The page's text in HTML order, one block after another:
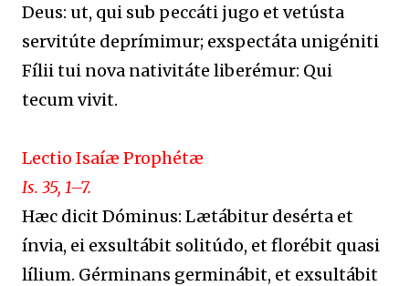
Deus: ut, qui sub peccáti jugo et vetústa
servitúte deprímimur; exspectáta unigéniti
Fílii tui nova nativitáte liberémur: Qui
tecum vivit.
Lectio Isaíæ Prophétæ
Is. 35, 1–7.
Hæc dicit Dóminus: Lætábitur desérta et
ínvia, ei exsultábit solitúdo, et florébit quasi
lílium. Gérminans germinábit, et exsultábit